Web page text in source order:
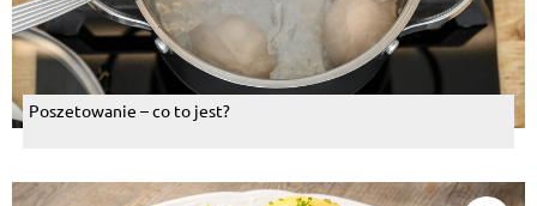
Poszetowanie – co to jest?